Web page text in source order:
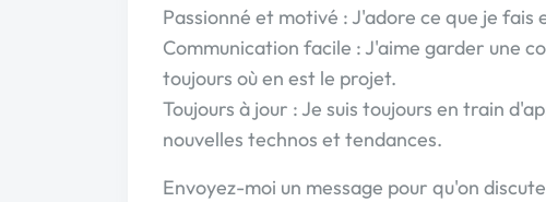
Passionné et motivé : J'adore ce que je
Communication facile : J'aime garder une
toujours où en est le projet.
Toujours à jour : Je suis toujours en train
nouvelles technos et tendances.
Envoyez-moi un message pour qu'on